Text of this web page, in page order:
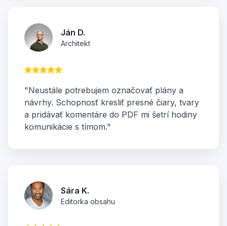
Ján D.
Architekt
"Neustále potrebujem označovať plány a
návrhy. Schopnosť kresliť presné čiary, tvary
a pridávať komentáre do PDF mi šetrí hodiny
komunikácie s tímom."
Sára K.
Editorka obsahu